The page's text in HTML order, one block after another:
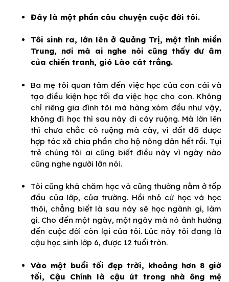
Đây là một phần câu chuyện cuộc đời tôi.
Tôi sinh ra, lớn lên ở Quảng Trị, một tỉnh miền
Trung, nơi mà ai nghe nói cũng thấy dư âm
của chiến tranh, gió Lào cát trắng.
Ba mẹ tôi quan tâm đến việc học của con cái và
tạo điều kiện học tối đa việc học cho con. Không
chỉ riêng gia đình tôi mà hàng xóm đều như vậy,
không đi học thì sau này đi cày ruộng. Mà lớn lên
thì chưa chắc có ruộng mà cày, vì đất đã được
hợp tác xã chia phần cho hộ nông dân hết rồi. Tụi
trẻ chúng tôi ai cũng biết điều này vì ngày nào
cũng nghe người lớn nói.
Tôi cũng khá chăm học và cũng thường nằm ở tốp
đầu của lớp, của trường. Hồi nhỏ cứ học và học
thôi, chẳng biết là sau này sẽ học ngành gì, làm
gì. Cho đến một ngày, một ngày mà nó ảnh hưởng
đến cuộc đời còn lại của tôi. Lúc này tôi đang là
cậu học sinh lớp 6, được 12 tuổi tròn.
Vào một buổi tối đẹp trời, khoảng hơn 8 giờ
tối, Cậu Chính là cậu út trong nhà ông mệ